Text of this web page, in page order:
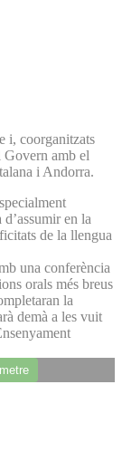
i, coorganitzats
amb el
i Andorra.
en la
de la llengua
una conferència
orals més breus
la
demà a les vuit